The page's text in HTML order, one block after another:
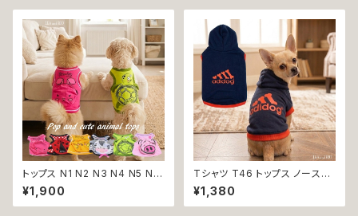
トップス N1 N2 N3 N4 N5 N6
うさぎ てんとう虫 ひよこ しまう
ま かめ ぶた ポケット ビビット
ドッグウェア dog 犬 猫 ペット
¥1,900
Tシャツ T46 トップス ノースリ
ーブ ネイビー×オレンジ 紺 橙
スポーティー フード 帽子 犬 猫
ペット 犬服 猫服 犬の服 猫の服
¥1,380